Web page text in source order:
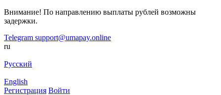
Внимание! По направлению выплаты рублей возможны
задержки.
Telegram support@umapay.online
ru
Русский
English
Регистрация Войти